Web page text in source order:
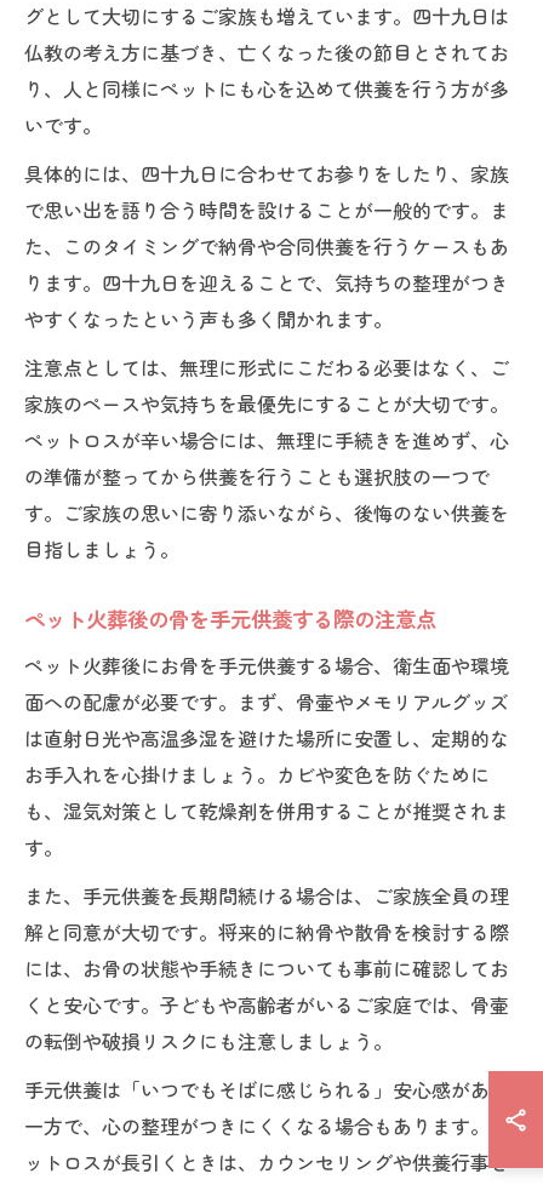
グとして大切にするご家族も増えています。四十九日は
仏教の考え方に基づき、亡くなった後の節目とされてお
り、人と同様にペットにも心を込めて供養を行う方が多
いです。
具体的には、四十九日に合わせてお参りをしたり、家族
で思い出を語り合う時間を設けることが一般的です。ま
た、このタイミングで納骨や合同供養を行うケースもあ
ります。四十九日を迎えることで、気持ちの整理がつき
やすくなったという声も多く聞かれます。
注意点としては、無理に形式にこだわる必要はなく、ご
家族のペースや気持ちを最優先にすることが大切です。
ペットロスが辛い場合には、無理に手続きを進めず、心
の準備が整ってから供養を行うことも選択肢の一つで
す。ご家族の思いに寄り添いながら、後悔のない供養を
目指しましょう。
ペット火葬後の骨を手元供養する際の注意点
ペット火葬後にお骨を手元供養する場合、衛生面や環境
面への配慮が必要です。まず、骨壷やメモリアルグッズ
は直射日光や高温多湿を避けた場所に安置し、定期的な
お手入れを心掛けましょう。カビや変色を防ぐために
も、湿気対策として乾燥剤を併用することが推奨されま
す。
また、手元供養を長期間続ける場合は、ご家族全員の理
解と同意が大切です。将来的に納骨や散骨を検討する際
には、お骨の状態や手続きについても事前に確認してお
くと安心です。子どもや高齢者がいるご家庭では、骨壷
の転倒や破損リスクにも注意しましょう。
手元供養は「いつでもそばに感じられる」安心感がある
一方で、心の整理がつきにくくなる場合もあります。ペ
ットロスが長引くときは、カウンセリングや供養行事を